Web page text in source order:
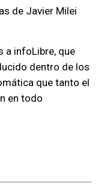
de Javier Milei
a infoLibre, que
dentro de los
que tanto el
en todo